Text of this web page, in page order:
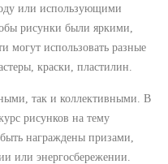
или использующими
рисунки были яркими,
использовать разные
краски, пластилин.
так и коллективными. В
рисунков на тему
награждены призами,
или энергосбережении.